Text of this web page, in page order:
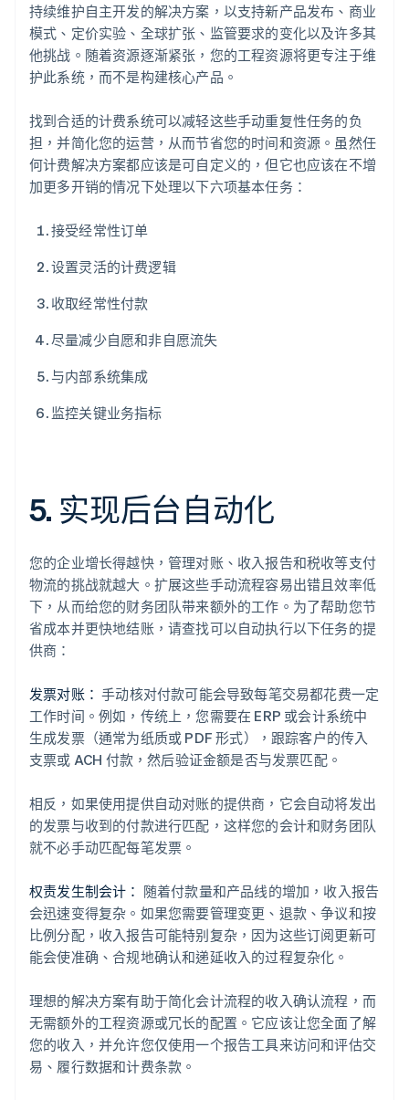
持续维护自主开发的解决方案，以支持新产品发布、商业
模式、定价实验、全球扩张、监管要求的变化以及许多其
他挑战。随着资源逐渐紧张，您的工程资源将更专注于维
护此系统，而不是构建核心产品。
找到合适的计费系统可以减轻这些手动重复性任务的负
担，并简化您的运营，从而节省您的时间和资源。虽然任
何计费解决方案都应该是可自定义的，但它也应该在不增
加更多开销的情况下处理以下六项基本任务：
接受经常性订单
设置灵活的计费逻辑
收取经常性付款
尽量减少自愿和非自愿流失
与内部系统集成
监控关键业务指标
5. 实现后台自动化
您的企业增长得越快，管理对账、收入报告和税收等支付
物流的挑战就越大。扩展这些手动流程容易出错且效率低
下，从而给您的财务团队带来额外的工作。为了帮助您节
省成本并更快地结账，请查找可以自动执行以下任务的提
供商：
发票对账： 手动核对付款可能会导致每笔交易都花费一定
工作时间。例如，传统上，您需要在 ERP 或会计系统中
生成发票（通常为纸质或 PDF 形式），跟踪客户的传入
支票或 ACH 付款，然后验证金额是否与发票匹配。
相反，如果使用提供自动对账的提供商，它会自动将发出
的发票与收到的付款进行匹配，这样您的会计和财务团队
就不必手动匹配每笔发票。
权责发生制会计： 随着付款量和产品线的增加，收入报告
会迅速变得复杂。如果您需要管理变更、退款、争议和按
比例分配，收入报告可能特别复杂，因为这些订阅更新可
能会使准确、合规地确认和递延收入的过程复杂化。
理想的解决方案有助于简化会计流程的收入确认流程，而
无需额外的工程资源或冗长的配置。它应该让您全面了解
您的收入，并允许您仅使用一个报告工具来访问和评估交
易、履行数据和计费条款。